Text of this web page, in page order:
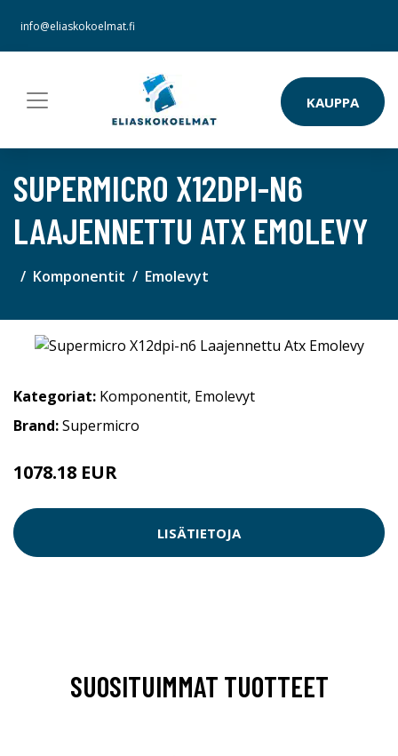
info@eliaskokoelmat.fi
KAUPPA
SUPERMICRO X12DPI-N6
LAAJENNETTU ATX EMOLEVY
Komponentit Emolevyt
Kategoriat: Komponentit, Emolevyt
Brand:Supermicro
1078.18 EUR
LISÄTIETOJA
SUOSITUIMMAT TUOTTEET